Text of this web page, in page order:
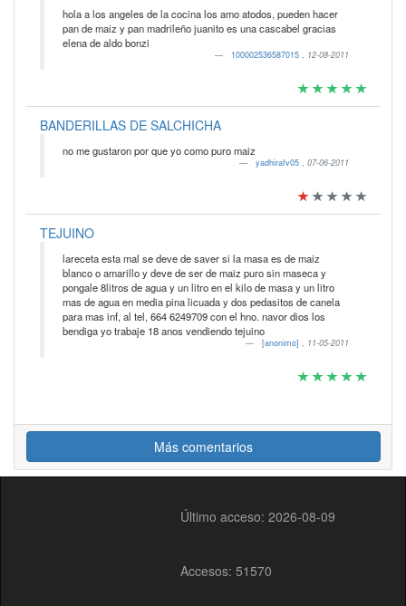
hola a los angeles de la cocina los amo atodos, pueden hacer
pan de maiz y pan madrileño juanito es una cascabel gracias
elena de aldo bonzi
100002536587015 , 12-08-2011
BANDERILLAS DE SALCHICHA
no me gustaron por que yo como puro maiz
yadhirafv05 , 07-06-2011
TEJUINO
lareceta esta mal se deve de saver si la masa es de maiz
blanco o amarillo y deve de ser de maiz puro sin maseca y
pongale 8litros de agua y un litro en el kilo de masa y un litro
mas de agua en media pina licuada y dos pedasitos de canela
para mas inf, al tel, 664 6249709 con el hno. navor dios los
bendiga yo trabaje 18 anos vendiendo tejuino
[anonimo] , 11-05-2011
Más comentarios
Último acceso: 2026-08-09
Accesos: 51570